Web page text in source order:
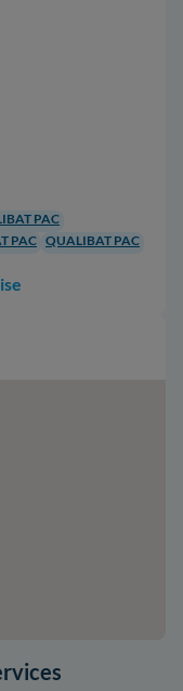
PAC
PAC QUALIBAT PAC